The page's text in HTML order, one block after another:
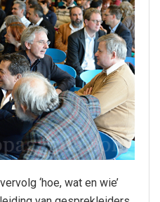
‘hoe, wat en wie’